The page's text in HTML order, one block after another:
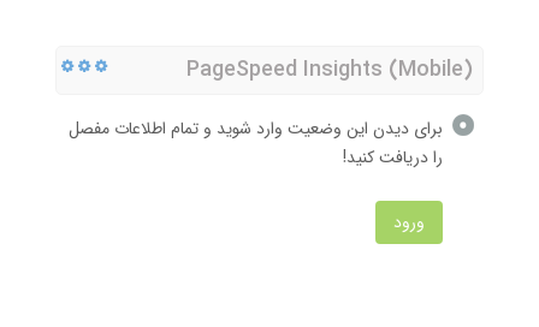
PageSpeed Insights (Mobile)
برای دیدن این وضعیت وارد شوید و تمام اطلاعات مفصل
را دریافت کنید!
ورود